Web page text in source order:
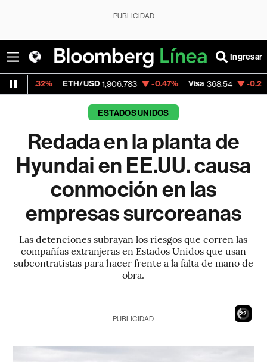
PUBLICIDAD
Ingresar
ETH/USD 1,906.783 -0.47% Visa 368.54 -0.28%
ESTADOS UNIDOS
Redada en la planta de
Hyundai en EE.UU. causa
conmoción en las
empresas surcoreanas
Las detenciones subrayan los riesgos que corren las
compañías extranjeras en Estados Unidos que usan
subcontratistas para hacer frente a la falta de mano de
obra.
21
PUBLICIDAD